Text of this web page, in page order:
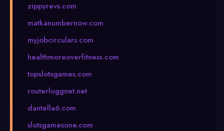
zippyrevs.com
matkanumbernow.com
myjobcirculars.com
healthmoreoverfitness.com
topslotxgames.com
routerloggnet.net
dantella6.com
slotsgamesone.com